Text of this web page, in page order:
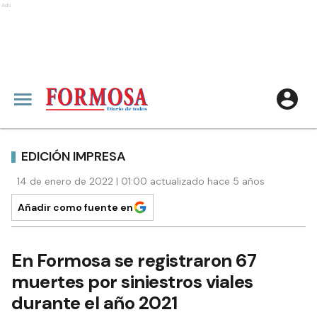
Ads
EDICIÓN IMPRESA
14 de enero de 2022 | 01:00 actualizado hace 5 años
Añadir como fuente en
En Formosa se registraron 67
muertes por siniestros viales
durante el año 2021